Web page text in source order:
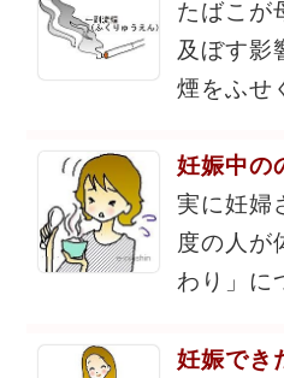
たばこが
及ぼす影
煙をふせ
妊娠中の
実に妊婦
度の人が
わり」に
妊娠でき